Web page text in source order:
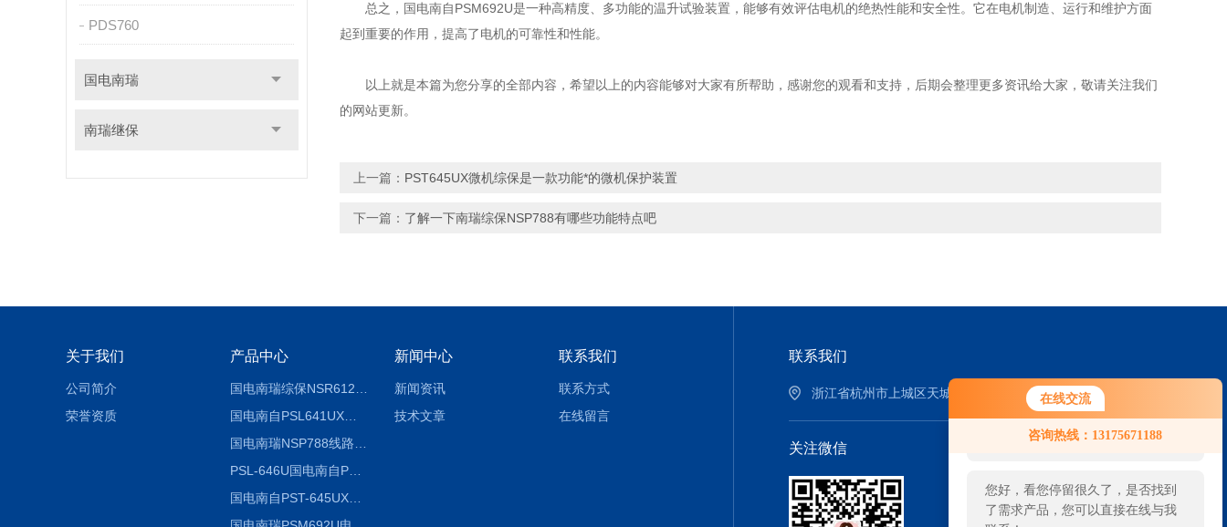
在线交流
咨询热线：13175671188
您好！欢迎前来咨询，很高兴为您
服务，请问您要咨询什么问题呢？
您好，看您停留很久了，是否找到
了需求产品，您可以直接在线与我
PDS760
国电南瑞
南瑞继保
总之，国电南自PSM692U是一种高精度、多功能的温升试验装置，能够有效评估电机的绝热性能和安全性。它在电机制造、运行和维护方面
起到重要的作用，提高了电机的可靠性和性能。
以上就是本篇为您分享的全部内容，希望以上的内容能够对大家有所帮助，感谢您的观看和支持，后期会整理更多资讯给大家，敬请关注我们
的网站更新。
上一篇： PST645UX微机综保是一款功能*的微机保护装置
下一篇： 了解一下南瑞综保NSP788有哪些功能特点吧
关于我们
公司简介
荣誉资质
产品中心
国电南自PSL641UX使用说明书
PSL-646U国电南自PSL646U综合保护装置
国电南自PST-645UX微机综保
新闻中心
新闻资讯
技术文章
联系我们
联系方式
在线留言
联系我们
浙江省杭州市上城区天城路64号2号楼9楼910室
关注微信